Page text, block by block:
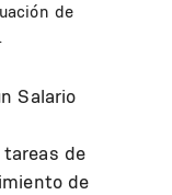
de
Salario
de
de